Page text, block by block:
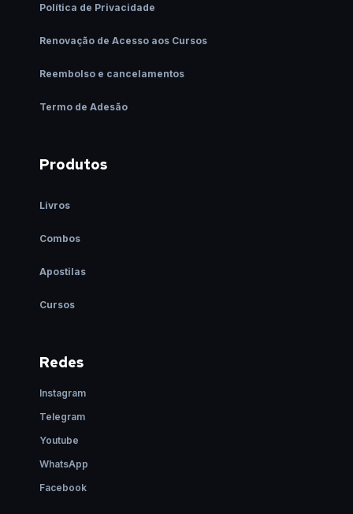
Política de Privacidade
Renovação de Acesso aos Cursos
Reembolso e cancelamentos
Termo de Adesão
Produtos
Livros
Combos
Apostilas
Cursos
Redes
Instagram
Telegram
Youtube
WhatsApp
Facebook